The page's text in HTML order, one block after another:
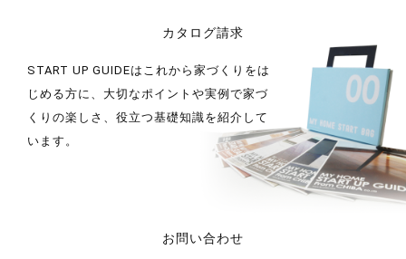
カタログ請求
START UP GUIDEはこれから家づくりをは
じめる方に、大切なポイントや実例で家づ
くりの楽しさ、役立つ基礎知識を紹介して
います。
お問い合わせ